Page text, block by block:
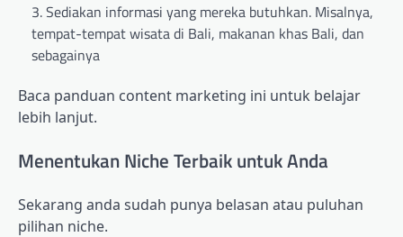
Sediakan informasi yang mereka butuhkan. Misalnya,
tempat-tempat wisata di Bali, makanan khas Bali, dan
sebagainya
Baca panduan content marketing ini untuk belajar
lebih lanjut.
Menentukan Niche Terbaik untuk Anda
Sekarang anda sudah punya belasan atau puluhan
pilihan niche.